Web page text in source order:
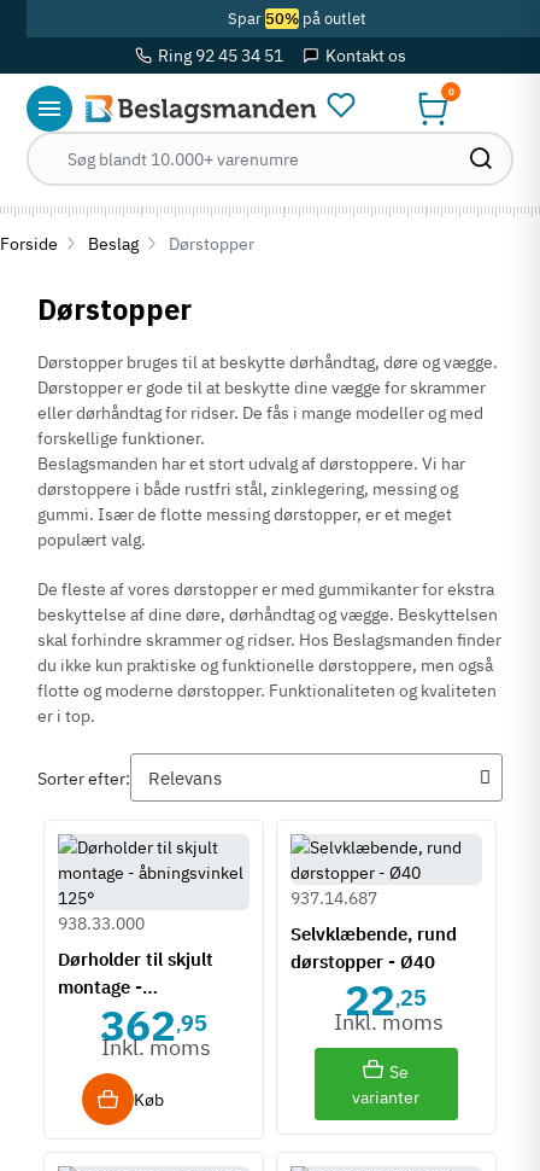
Spar 50%på outlet
Ring 92 45 34 51 Kontakt os
0
Forside Beslag Dørstopper
Dørstopper
Dørstopper bruges til at beskytte dørhåndtag, døre og vægge.
Dørstopper er gode til at beskytte dine vægge for skrammer
eller dørhåndtag for ridser. De fås i mange modeller og med
forskellige funktioner.
Beslagsmanden har et stort udvalg af dørstoppere. Vi har
dørstoppere i både rustfri stål, zinklegering, messing og
gummi. Især de flotte messing dørstopper, er et meget
populært valg.
De fleste af vores dørstopper er med gummikanter for ekstra
beskyttelse af dine døre, dørhåndtag og vægge. Beskyttelsen
skal forhindre skrammer og ridser. Hos Beslagsmanden finder
du ikke kun praktiske og funktionelle dørstoppere, men også
flotte og moderne dørstopper. Funktionaliteten og kvaliteten
er i top.
Sorter efter:
Dørholder til skjult
montage -
åbningsvinkel 125°
938.33.000
362,95
Inkl. moms
Køb
Selvklæbende, rund
dørstopper - Ø40
937.14.687
22,25
Inkl. moms
Se
varianter